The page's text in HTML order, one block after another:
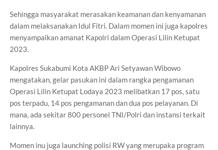
Sehingga masyarakat merasakan keamanan dan kenyamanan
dalam melaksanakan Idul Fitri. Dalam momen ini juga kapolres
menyampaikan amanat Kapolri dalam Operasi Lilin Ketupat
2023.
Kapolres Sukabumi Kota AKBP Ari Setyawan Wibowo
mengatakan, gelar pasukan ini dalam rangka pengamanan
Operasi Lilin Ketupat Lodaya 2023 melibatkan 17 pos, satu
pos terpadu, 14 pos pengamanan dan dua pos pelayanan. Di
mana, ada sekitar 800 personel TNI/Polri dan instansi terkait
lainnya.
Momen inu juga launching polisi RW yang merupaka program